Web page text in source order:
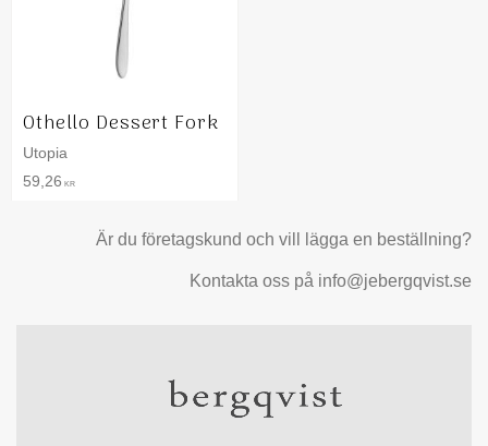
Othello Dessert Fork
Utopia
59,26 KR
Är du företagskund och vill lägga en beställning?
Kontakta oss på info@jebergqvist.se